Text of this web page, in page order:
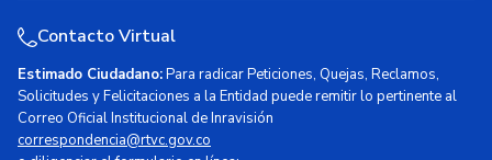
Contacto Virtual
Estimado Ciudadano:Para radicar Peticiones, Quejas, Reclamos,
Solicitudes y Felicitaciones a la Entidad puede remitir lo pertinente al
Correo Oficial Institucional de Inravisión
correspondencia@rtvc.gov.co